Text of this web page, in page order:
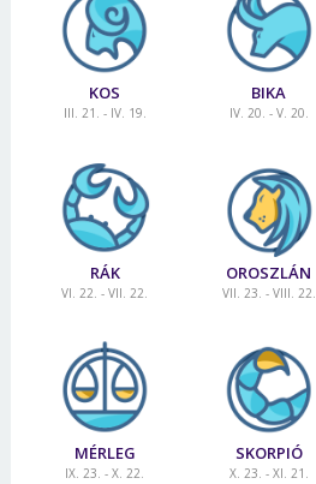
KOS
III. 21. - IV. 19.
BIKA
IV. 20. - V. 20.
RÁK
VI. 22. - VII. 22.
OROSZLÁN
VII. 23. - VIII. 22.
MÉRLEG
IX. 23. - X. 22.
SKORPIÓ
X. 23. - XI. 21.